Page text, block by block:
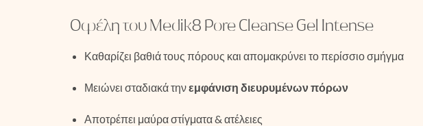
Οφέλη του Medik8 Pore Cleanse Gel Intense
Καθαρίζει βαθιά τους πόρους και απομακρύνει το περίσσιο σμήγμα
Μειώνει σταδιακά τηνεμφάνιση διευρυμένων πόρων
Αποτρέπει μαύρα στίγματα & ατέλειες